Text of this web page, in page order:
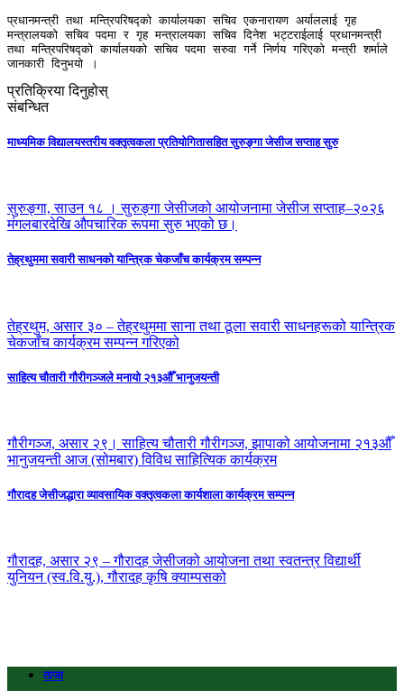
प्रधानमन्त्री तथा मन्त्रिपरिषद्को कार्यालयका सचिव एकनारायण अर्याललाई गृह
मन्त्रालयको सचिव पदमा र गृह मन्त्रालयका सचिव दिनेश भट्टराईलाई प्रधानमन्त्री
तथा मन्त्रिपरिषद्को कार्यालयको सचिव पदमा सरुवा गर्ने निर्णय गरिएको मन्त्री शर्माले
जानकारी दिनुभयो ।
प्रतिक्रिया दिनुहोस्
संबन्धित
माध्यमिक विद्यालयस्तरीय वक्तृत्वकला प्रतियोगितासहित सुरुङ्गा जेसीज सप्ताह सुरु
सुरुङ्गा, साउन १८ । सुरुङ्गा जेसीजको आयोजनामा जेसीज सप्ताह–२०२६
मंगलबारदेखि औपचारिक रूपमा सुरु भएको छ।
तेह्रथुममा सवारी साधनको यान्त्रिक चेकजाँच कार्यक्रम सम्पन्न
तेह्रथुम, असार ३० – तेह्रथुममा साना तथा ठूला सवारी साधनहरूको यान्त्रिक
चेकजाँच कार्यक्रम सम्पन्न गरिएको
साहित्य चौतारी गौरीगञ्जले मनायो २१३औँ भानुजयन्ती
गौरीगञ्ज, असार २९। साहित्य चौतारी गौरीगञ्ज, झापाको आयोजनामा २१३औँ
भानुजयन्ती आज (सोमबार) विविध साहित्यिक कार्यक्रम
गौरादह जेसीजद्धारा व्यावसायिक वक्तृत्वकला कार्यशाला कार्यक्रम सम्पन्न
गौरादह, असार २९ – गौरादह जेसीजको आयोजना तथा स्वतन्त्र विद्यार्थी
युनियन (स्व.वि.यु.), गौरादह कृषि क्याम्पसको
ताजा